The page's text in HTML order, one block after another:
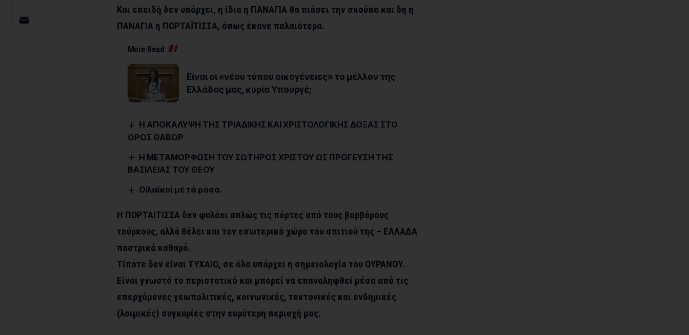
Και επειδή δεν υπάρχει, η ίδια η ΠΑΝΑΓΙΑ θα πιάσει την σκούπα και δη η
ΠΑΝΑΓΙΑ η ΠΟΡΤΑΪΤΙΣΣΑ, όπως έκανε παλαιότερα.
More Read
Είναι οι «νέου τύπου οικογένειες» το μέλλον της
Ελλάδας μας, κυρία Υπουργέ;
Η ΑΠΟΚΑΛΥΨΗ ΤΗΣ ΤΡΙΑΔΙΚΗΣ ΚΑΙ ΧΡΙΣΤΟΛΟΓΙΚΗΣ ΔΟΞΑΣ ΣΤΟ
ΟΡΟΣ ΘΑΒΩΡ
Η ΜΕΤΑΜΟΡΦΩΣΗ ΤΟΥ ΣΩΤΗΡΟΣ ΧΡΙΣΤΟΥ ΩΣ ΠΡΟΓΕΥΣΗ ΤΗΣ
ΒΑΣΙΛΕΙΑΣ ΤΟΥ ΘΕΟΥ
Οἱ λαϊκοί μέ τά ράσα.
Η ΠΟΡΤΑΙΤΙΣΣΑ δεν φυλάει απλώς τις πόρτες από τους βαρβάρους
τούρκους, αλλά θέλει και τον εσωτερικό χώρο του σπιτιού της – ΕΛΛΑΔΑ
παστρικά καθαρό.
Τίποτε δεν είναι ΤΥΧΑΙΟ, σε όλα υπάρχει η σημειολογία του ΟΥΡΑΝΟΥ.
Είναι γνωστό το περιστατικό και μπορεί να επαναληφθεί μέσα από τις
επερχόμενες γεωπολιτικές, κοινωνικές, τεκτονικές και ενδημικές
(λοιμικές) συγκυρίες στην ευρύτερη περιοχή μας.